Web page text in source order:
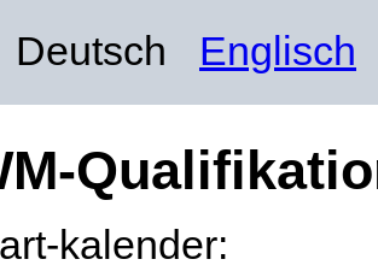
Deutsch Englisch
kalender: